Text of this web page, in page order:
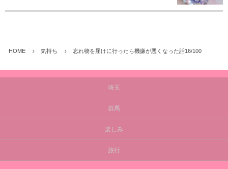
HOME 気持ち 忘れ物を届けに行ったら機嫌が悪くなった話16/100
埼玉
群馬
楽しみ
旅行